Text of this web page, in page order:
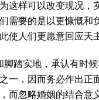
这样可以改变现况，
需要的是以更慷慨和
使人们更愿意回应天
踏实地，承认有时
一，因而务必作出正
而忽略婚姻的结合意